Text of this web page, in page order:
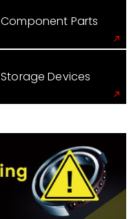
Component Parts
Storage Devices